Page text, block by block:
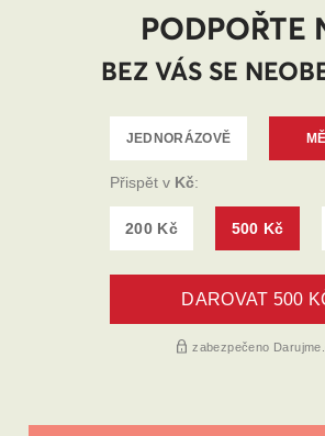
PODPOŘTE
BEZ VÁS SE